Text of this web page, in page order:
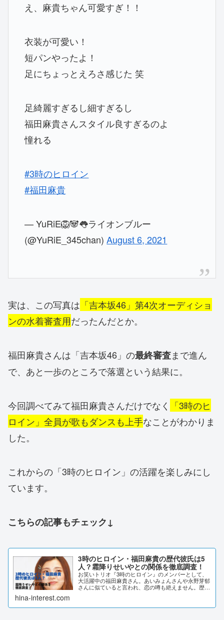
え、麻貴ちゃん可愛すぎ！！
衣装が可愛い！
短パンやったよ！
足にちょっとえろさ感じた 笑
足綺麗すぎるし細すぎるし
福田麻貴さんスタイル良すぎるのよ
憧れる
#3時のヒロイン
#福田麻貴
— YuRiE🦁🐼👅ライオンブルー
(@YuRiE_345chan)August 6, 2021
実は、この写真は 「吉本坂46」第4次オーディショ
ンの水着審査用だったんだとか。
福田麻貴さんは「吉本坂46」の最終審査まで進ん
で、あと一歩のところで落選という結果に。
今回調べてみて福田麻貴さんだけでなく
「3時のヒ
ロイン」全員が歌もダンスも上手なことがわかりま
した。
これからの「3時のヒロイン」の活躍を楽しみにし
ています。
こちらの記事もチェック↓
3時のヒロイン・福田麻貴の歴代彼氏は5
人？霜降りせいやとの関係を徹底調査！
お笑いトリオ『3時のヒロイン』のメンバーとして、
大活躍中の福田麻貴さん。あいみょんさんや永野芽郁
さんに似ていると言われ、恋の噂も絶えません。歴代
し...
hina-interest.com